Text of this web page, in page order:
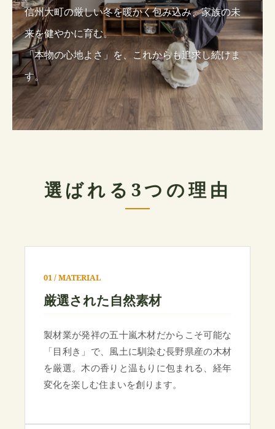
信州大町の厳しい冬を暖かく包み込み、家族の未
来を健やかに育む。
「本物の心地よさ」を、これからも追求し続けま
す。
選ばれる3つの理由
01 / MATERIAL
厳選された自然素材
製材業が発祥の五十嵐木材だからこそ可能な
「目利き」で、風土に馴染む長野県産の木材
を厳選。木の香りと温もりに包まれる、経年
変化を楽しむ住まいを創ります。